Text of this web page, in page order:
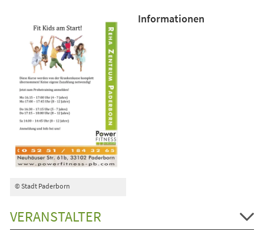
© Stadt Paderborn
Informationen
VERANSTALTER